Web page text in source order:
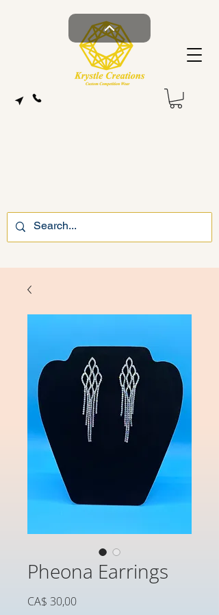
Pheona Earrings
CA$ 30,00Preço